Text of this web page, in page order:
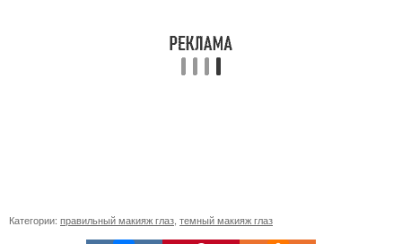
Категории: правильный макияж глаз темный макияж глаз